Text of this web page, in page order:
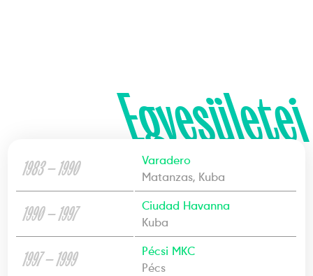
Egyesületei
1983 — 1990
Varadero
Matanzas, Kuba
1990 — 1997
Ciudad Havanna
Kuba
1997 — 1999
Pécsi MKC
Pécs